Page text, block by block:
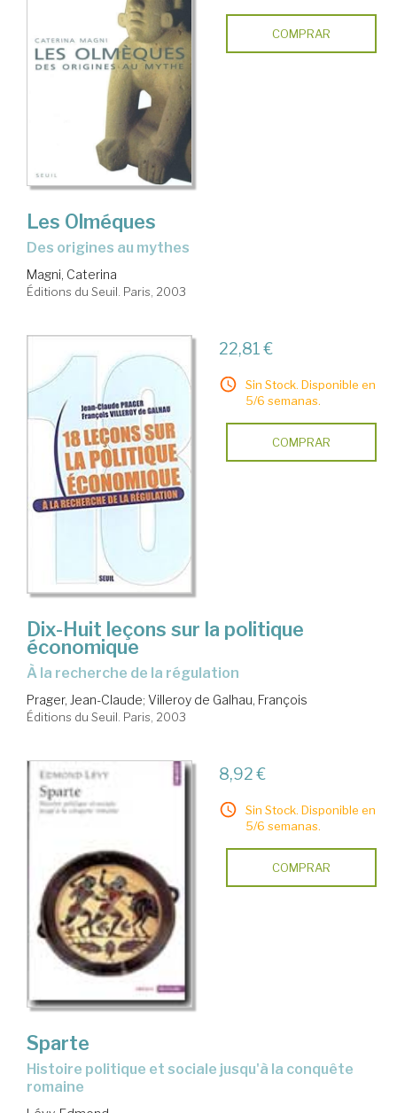
COMPRAR
Les Olméques
des origines au mythes
Magni, Caterina
Éditions du Seuil. Paris, 2003
22,81 €
Sin Stock. Disponible en
5/6 semanas.
COMPRAR
Dix-Huit leçons sur la politique
économique
à la recherche de la régulation
Prager, Jean-Claude; Villeroy de Galhau, François
Éditions du Seuil. Paris, 2003
8,92 €
Sin Stock. Disponible en
5/6 semanas.
COMPRAR
Sparte
histoire politique et sociale jusqu'à la conquête
romaine